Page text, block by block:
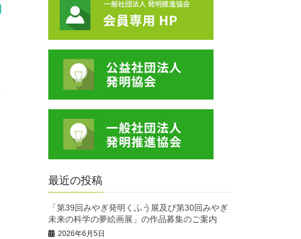
最近の投稿
「第39回みやぎ発明くふう展及び第30回みやぎ
未来の科学の夢絵画展」の作品募集のご案内
2026年6月5日